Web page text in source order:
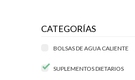
CATEGORÍAS
BOLSAS DE AGUA CALIENTE
SUPLEMENTOS DIETARIOS